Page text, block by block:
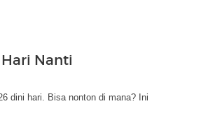
Nanti
dini hari. Bisa nonton di mana? Ini